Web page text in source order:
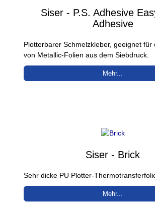
Siser - P.S. Adhesive
Adhesive
Plotterbarer Schmelzkleber, geeignet für
von Metallic-Folien aus dem Siebdruck.
Mehr...
Siser - Brick
Sehr dicke PU Plotter-
Mehr...